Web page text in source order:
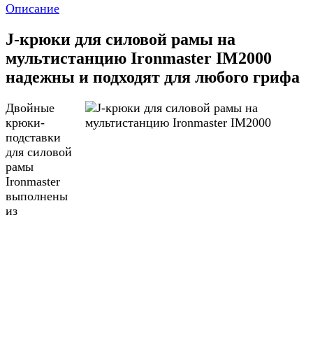
Описание
J-крюки для силовой рамы на
мультистанцию Ironmaster IM2000
надежны и подходят для любого грифа
Двойные
крюки-
подставки
для силовой
рамы
Ironmaster
выполнены
из